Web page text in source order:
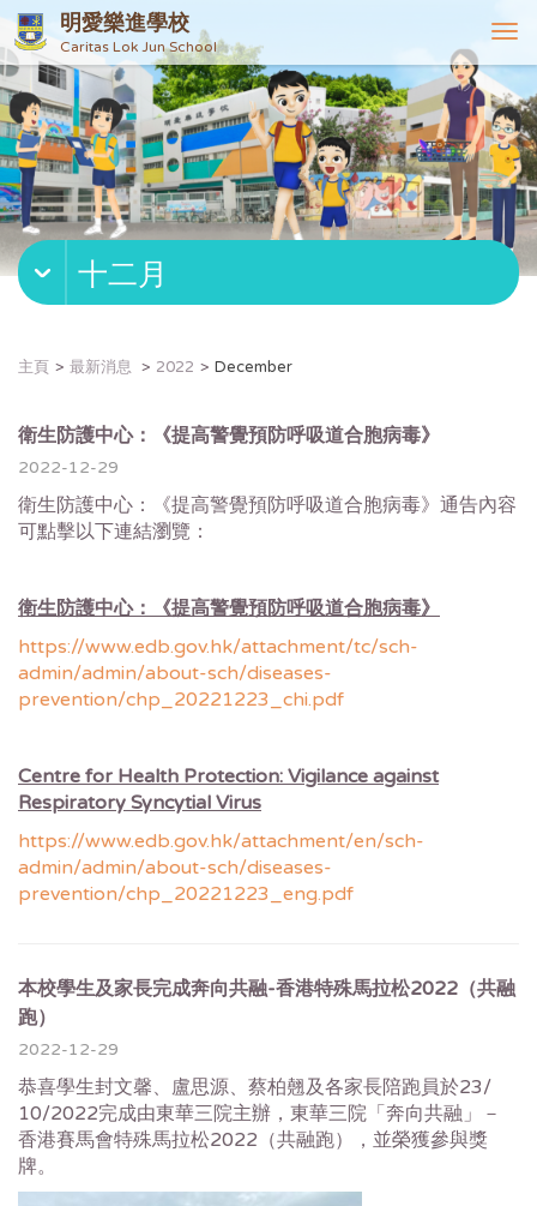
明愛樂進學校
Caritas Lok Jun School
T
o
g
g
l
e
n
v
g
十二月
主頁 最新消息 2022 December
衛生防護中心：《提高警覺預防呼吸道合胞病毒》
2022-12-29
衛生防護中心：《提高警覺預防呼吸道合胞病毒》通告內容
可點擊以下連結瀏覽：
衛生防護中心：《提高警覺預防呼吸道合胞病毒》
https://www.edb.gov.hk/attachment/tc/sch-
admin/admin/about-sch/diseases-
prevention/chp_20221223_chi.pdf
Centre for Health Protection: Vigilance against
Respiratory Syncytial Virus
https://www.edb.gov.hk/attachment/en/sch-
admin/admin/about-sch/diseases-
prevention/chp_20221223_eng.pdf
本校學生及家長完成奔向共融-香港特殊馬拉松2022（共融
跑）
2022-12-29
恭喜學生封文馨、盧思源、蔡柏翹及各家長陪跑員於23/
10/2022完成由東華三院主辦，東華三院「奔向共融」－
香港賽馬會特殊馬拉松2022（共融跑），並榮獲參與獎
牌。